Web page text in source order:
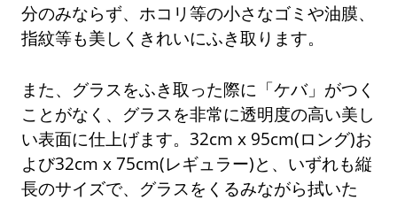
分のみならず、ホコリ等の小さなゴミや油膜、
指紋等も美しくきれいにふき取ります。
また、グラスをふき取った際に「ケバ」がつく
ことがなく、グラスを非常に透明度の高い美し
い表面に仕上げます。32cm x 95cm(ロング)お
よび32cm x 75cm(レギュラー)と、いずれも縦
長のサイズで、グラスをくるみながら拭いた